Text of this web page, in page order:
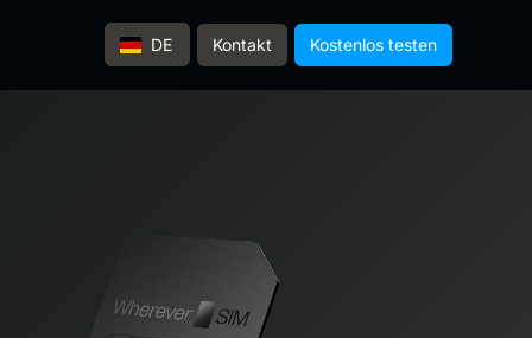
DE Kontakt Kostenlos testen